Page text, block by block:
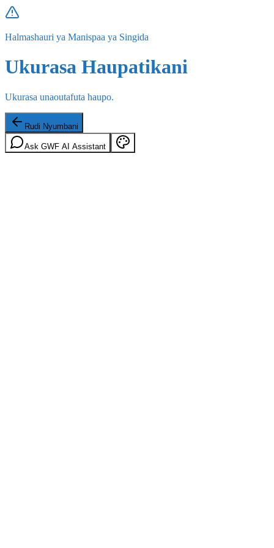
Halmashauri ya Manispaa ya Singida
Ukurasa Haupatikani
Ukurasa unaoutafuta haupo.
Rudi Nyumbani
Ask GWF AI Assistant